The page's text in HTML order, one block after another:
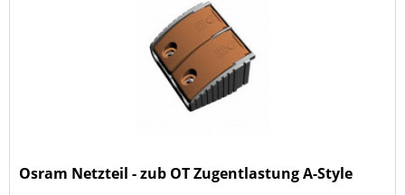
Osram Netzteil - zub OT Zugentlastung A-Style